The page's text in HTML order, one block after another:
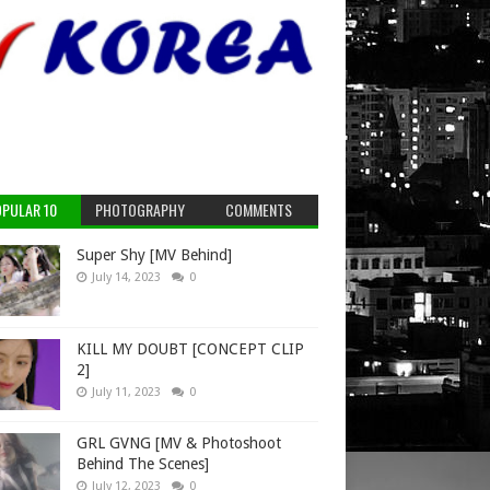
10 PHOTOGRAPHY COMMENTS
Super Shy [MV Behind]
July 14, 2023 0
KILL MY DOUBT [CONCEPT CLIP
2]
July 11, 2023 0
GRL GVNG [MV & Photoshoot
Behind The Scenes]
July 12, 2023 0